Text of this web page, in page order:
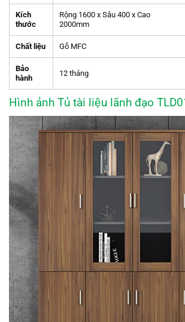
Kích
thước
Rộng 1600 x Sâu 400 x Cao
2000mm
Chất liệu Gỗ MFC
Bảo
hành
12 tháng
Hình ảnh Tủ tài liệu lãnh đạo